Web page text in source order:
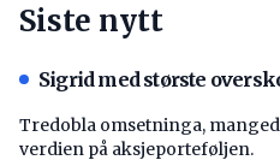
Siste nytt
Sigrid med største
Tredobla omsetninga,
verdien på aksjeporteføljen.